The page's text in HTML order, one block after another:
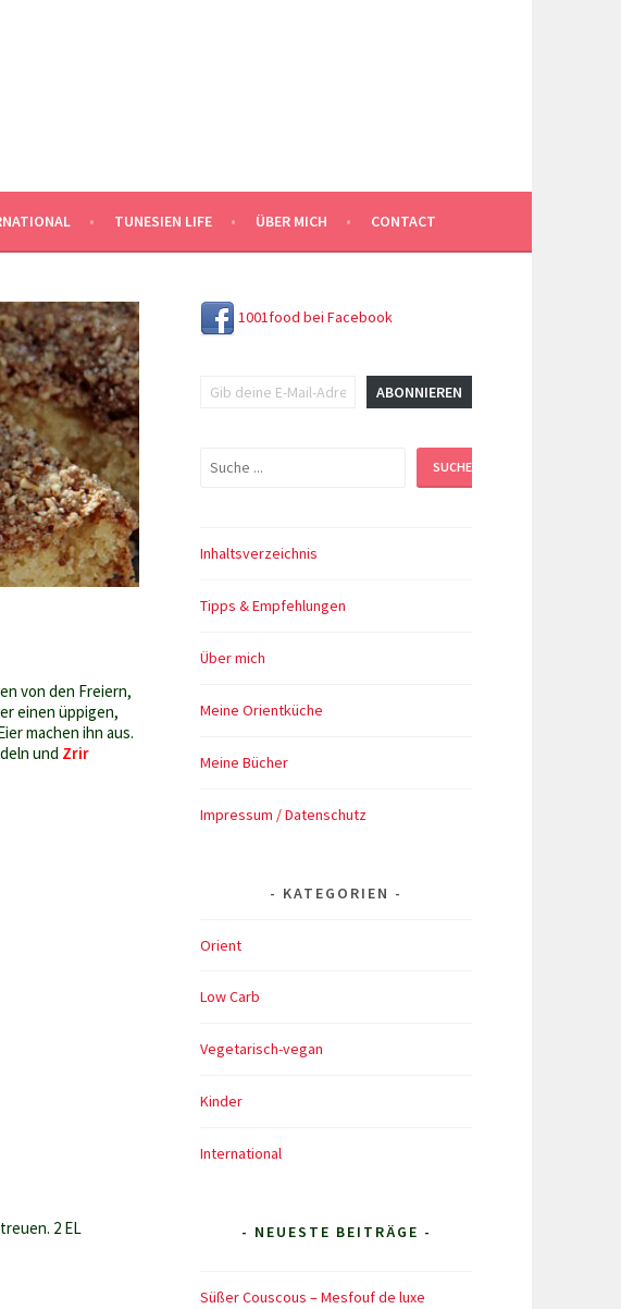
TUNESIEN LIFE ÜBER MICH CONTACT
von den Freiern,
einen üppigen,
machen ihn aus.
und Zrir
2 EL
1001food bei Facebook
ABONNIEREN
Suchen SUCHEN
Inhaltsverzeichnis
Tipps & Empfehlungen
Über mich
Meine Orientküche
Meine Bücher
Impressum / Datenschutz
KATEGORIEN
Orient
Low Carb
Vegetarisch-vegan
Kinder
International
- NEUESTE BEITRÄGE -
Süßer Couscous – Mesfouf de luxe